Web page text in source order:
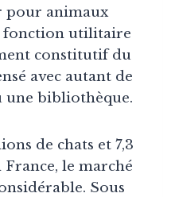
pour animaux
fonction utilitaire
constitutif du
avec autant de
une bibliothèque.
de chats et 7,3
le marché
Sous